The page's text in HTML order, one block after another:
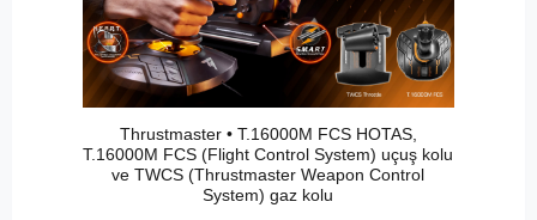
Thrustmaster • T.16000M FCS HOTAS,
T.16000M FCS (Flight Control System) uçuş kolu
ve TWCS (Thrustmaster Weapon Control
System) gaz kolu